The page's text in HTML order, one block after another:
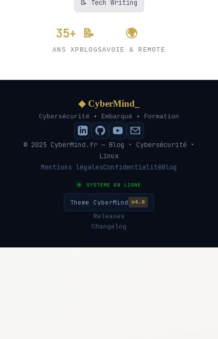
📝 Tech Writing
35+
ANS XP
📝
BLOG
🌍
SAVOIE & REMOTE
◆ CyberMind_
Cybersécurité • Embarqué • Formation
© 2025 CyberMind.fr — Blog • Cybersécurité •
Linux
Mentions légalesConfidentialitéBlog
SYSTEME EN LIGNE
Theme CyberMind v4.0
Releases
Changelog